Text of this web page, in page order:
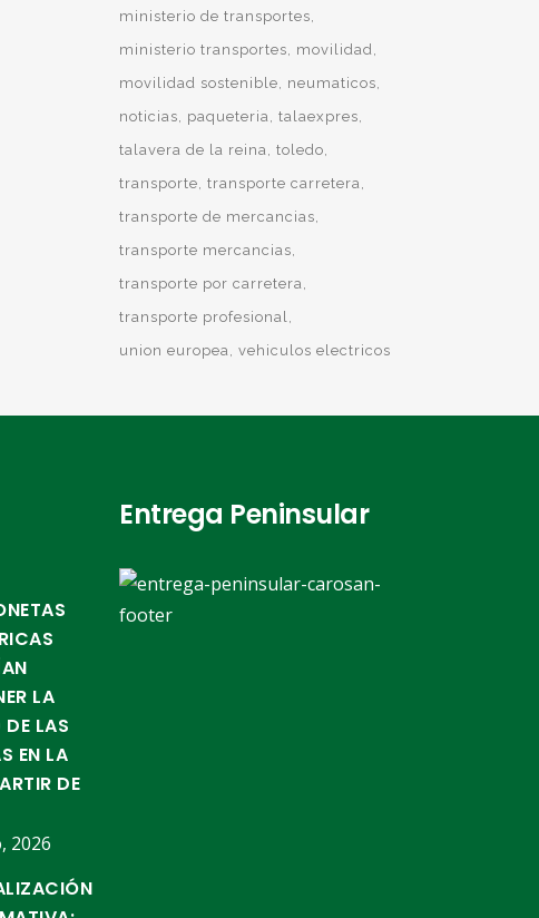
ministerio de transportes
ministerio transportes
movilidad
movilidad sostenible
neumaticos
noticias
paqueteria talaexpres
talavera de la reina toledo
transporte transporte carretera
transporte de mercancias
transporte mercancias
transporte por carretera
transporte profesional
union europea vehiculos electricos
LA
LAS
EN LA
DE
2026
Entrega Peninsular